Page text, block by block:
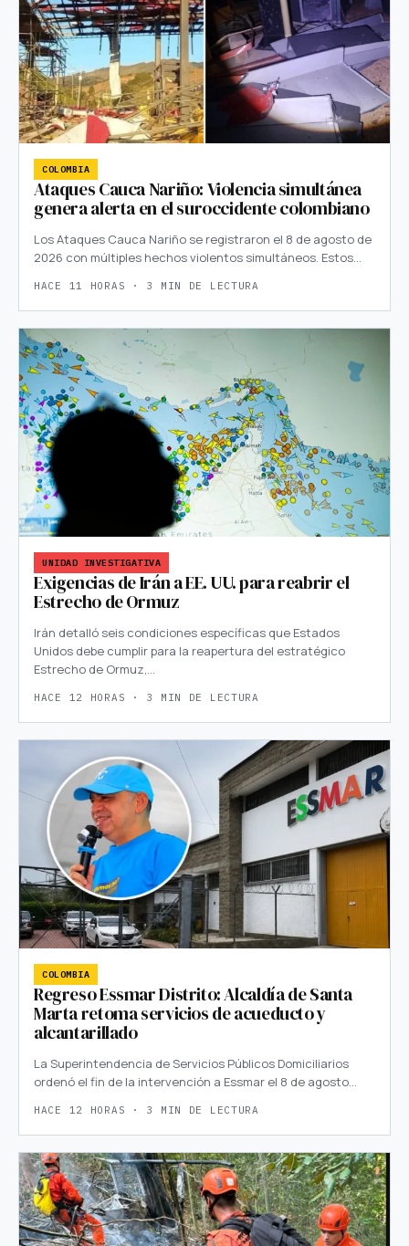
COLOMBIA
Ataques Cauca Nariño: Violencia simultánea
genera alerta en el suroccidente colombiano
Los Ataques Cauca Nariño se registraron el 8 de agosto de
2026 con múltiples hechos violentos simultáneos. Estos…
HACE 11 HORAS · 3 MIN DE LECTURA
UNIDAD INVESTIGATIVA
Exigencias de Irán a EE. UU. para reabrir el
Estrecho de Ormuz
Irán detalló seis condiciones específicas que Estados
Unidos debe cumplir para la reapertura del estratégico
Estrecho de Ormuz,…
HACE 12 HORAS · 3 MIN DE LECTURA
COLOMBIA
Regreso Essmar Distrito: Alcaldía de Santa
Marta retoma servicios de acueducto y
alcantarillado
La Superintendencia de Servicios Públicos Domiciliarios
ordenó el fin de la intervención a Essmar el 8 de agosto…
HACE 12 HORAS · 3 MIN DE LECTURA